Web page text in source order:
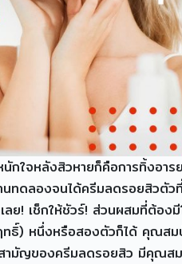
ใจหลังสิวหายก็คือการทิ้งอ
ดลองจนได้ครีมลดรอยสิวตัว
ย! เช็กให้ชัวร์! ส่วนผสมที่ต้
หนึ่งหรือสองตัวก็ได้ คุณสมบั
ญของครีมลดรอยสิว มีคุณสม